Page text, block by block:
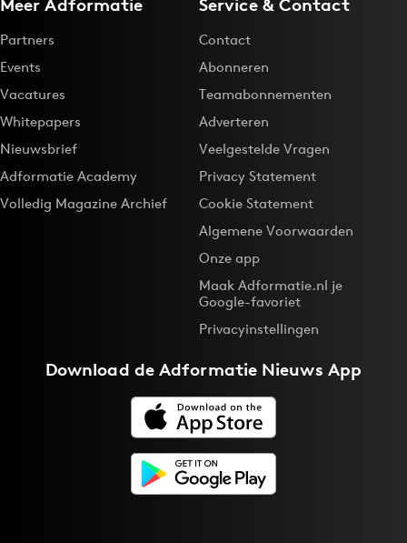
Meer Adformatie
Partners
Events
Vacatures
Whitepapers
Nieuwsbrief
Adformatie Academy
Volledig Magazine Archief
Service & Contact
Contact
Abonneren
Teamabonnementen
Adverteren
Veelgestelde Vragen
Privacy Statement
Cookie Statement
Algemene Voorwaarden
Onze app
Maak Adformatie.nl je
Google-favoriet
Privacyinstellingen
Download deAdformatie Nieuws App